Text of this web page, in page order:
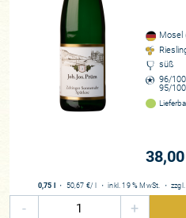
Winzerkunst. Joh. Jos Prüm ist
Tradition gesiegt hat. Gerade in
die im Alkohol leichtfüßigen
Weine, die für kühles Klima
Mosel haben entstehen
ihrer Herkunft.
dem der Jahrgang an so
Wir wünschen Ihnen, werte
sagenhaft straffen und
Mosel
süß
96/
95/
0,75 l ・ 50,67 €/ l ・inkl. 19 % MwSt. ・
- +